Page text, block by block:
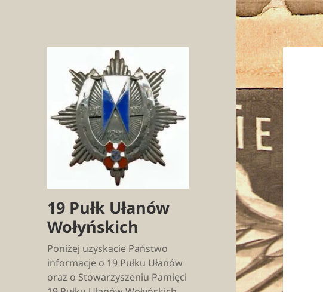
19 Pułk Ułanów
Wołyńskich
Poniżej uzyskacie Państwo
informacje o 19 Pułku Ułanów
oraz o Stowarzyszeniu Pamięci